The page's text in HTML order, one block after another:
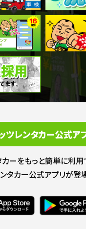
ツレンタカー公式ア
カーをもっと簡単に利用
タカー公式アプリが登